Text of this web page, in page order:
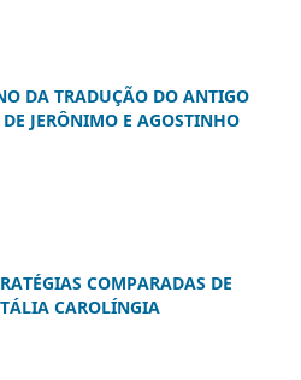
DA TRADUÇÃO DO ANTIGO
JERÔNIMO E AGOSTINHO
COMPARADAS DE
CAROLÍNGIA